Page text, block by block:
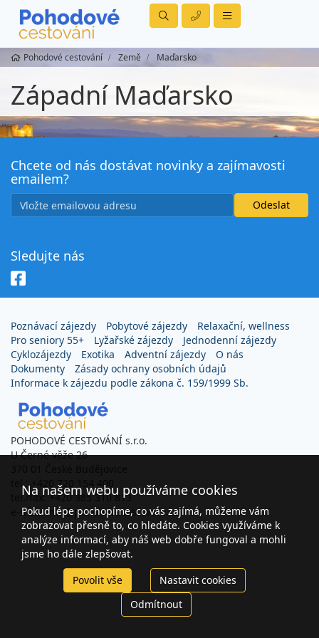
Pohodové cestování Země Maďarsko
Západní Maďarsko
Chcete od nás dostávat novinky a zajímavosti
emailem?
Sledujte nás
Poznávací zájezdy Pobytové zájezdy
Relaxační, wellness
Pro seniory 55+
Lyžařské zájezdy
Jednodenní zájezdy
Cyklozájezdy
Exotika Adventní zájezdy
O nás
Dokumenty
Zásady ochrany osobních údajů
Informace k zájezdu podle zákona č. 159/1999 Sb.
POHODOVÉ CESTOVÁNÍ s.r.o.
U Černé věže 26
tel.: +420 720 154 400
tel./fax: +420 385 310 813
e-mail: info@pohodovecestovani.cz
Na našem webu používáme cookies
Pokud lépe pochopíme, co vás zajímá, můžeme vám
zobrazovat přesně to, co hledáte. Cookies využíváme k
analýze informací, aby náš web dobře fungoval a mohli
jsme ho dále zlepšovat.
Povolit vše
Nastavit cookies
Odmítnout